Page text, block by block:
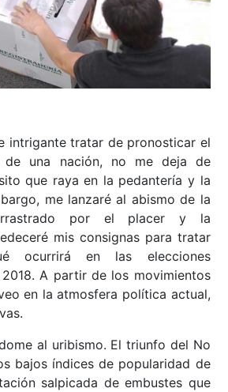
intrigante tratar de pronosticar el
de una nación, no me deja de
que raya en la pedantería y la
me lanzaré al abismo de la
por el placer y la
mis consignas para tratar
ocurrirá en las elecciones
A partir de los movimientos
en la atmosfera política actual,
al uribismo. El triunfo del No
bajos índices de popularidad de
salpicada de embustes que